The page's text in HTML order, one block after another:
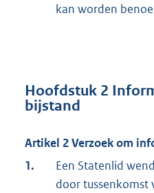
kan worden
Hoofdstuk 2
bijstand
Artikel 2 Verzoek om
1.
Een Statenlid
door tussenkomst